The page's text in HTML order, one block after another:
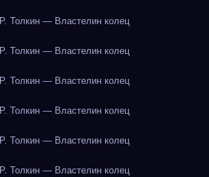
Толкин — Властелин колец
Толкин — Властелин колец
Толкин — Властелин колец
Толкин — Властелин колец
Толкин — Властелин колец
Толкин — Властелин колец